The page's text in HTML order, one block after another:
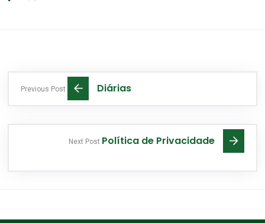
Previous Post Diárias
Next Post Política de Privacidade